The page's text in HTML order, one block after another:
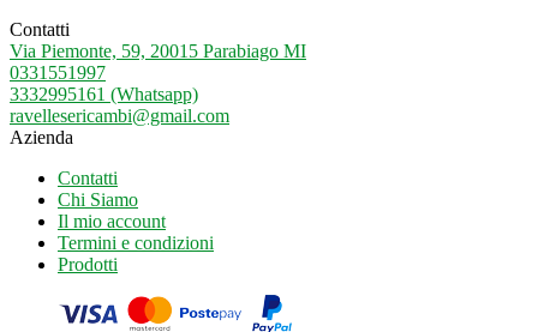
Contatti
Via Piemonte, 59, 20015 Parabiago MI
0331551997
3332995161 (Whatsapp)
ravellesericambi@gmail.com
Azienda
Contatti
Chi Siamo
Il mio account
Termini e condizioni
Prodotti